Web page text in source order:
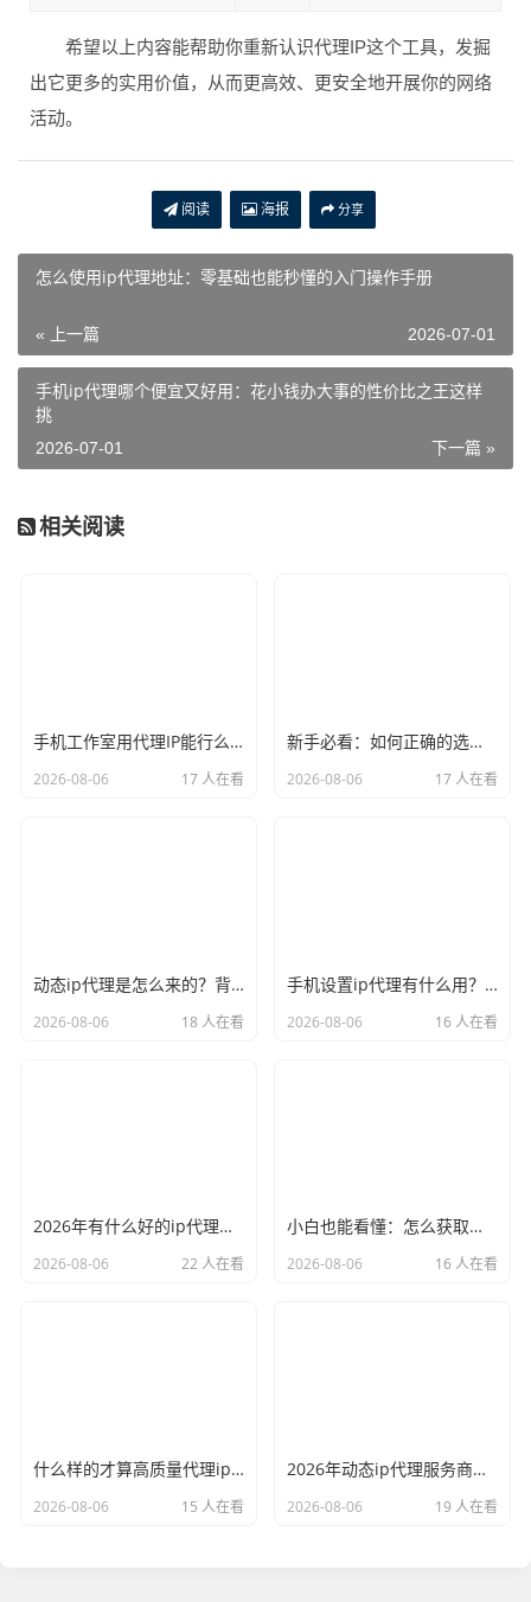
希望以上内容能帮助你重新认识代理IP这个工具，发掘
出它更多的实用价值，从而更高效、更安全地开展你的网络
活动。
阅读 海报 分享
怎么使用ip代理地址：零基础也能秒懂的入门操作手册
« 上一篇 2026-07-01
手机ip代理哪个便宜又好用：花小钱办大事的性价比之王这样
挑
下一篇 »
2026-07-01
相关阅读
手机工作室用代理IP能行么？过来人的经验告诉你答案
2026-08-06 17 人在看
新手必看：如何正确的选择代理ip软件，别再交智商税了
2026-08-06 17 人在看
动态ip代理是怎么来的？背后的原理比你想象的精彩
2026-08-06 18 人在看
手机设置ip代理有什么用？不只是改定位那么简单
2026-08-06 16 人在看
2026年有什么好的ip代理软件？亲测后我只推荐这几个
2026-08-06 22 人在看
小白也能看懂：怎么获取代理ip和端口号，一步步教会你
2026-08-06 16 人在看
什么样的才算高质量代理ip？资深玩家总结了三个硬指标
2026-08-06 15 人在看
2026年动态ip代理服务商有哪些？这份清单建议收藏
2026-08-06 19 人在看